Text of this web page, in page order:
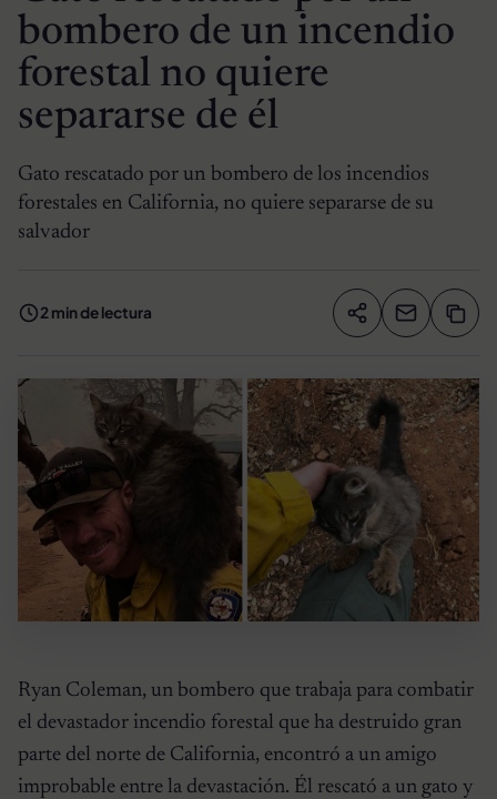
bombero de un incendio
forestal no quiere
separarse de él
Gato rescatado por un bombero de los incendios
forestales en California, no quiere separarse de su
salvador
2 min de lectura Compartir
Ryan Coleman, un bombero que trabaja para combatir
el devastador incendio forestal que ha destruido gran
parte del norte de California, encontró a un amigo
improbable entre la devastación. Él rescató a un gato y